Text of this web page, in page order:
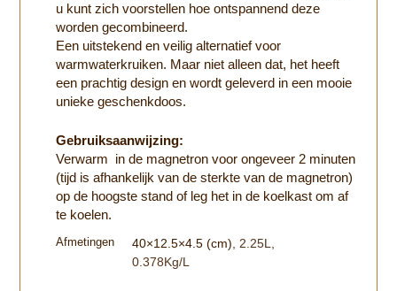
u kunt zich voorstellen hoe ontspannend deze
worden gecombineerd.
Een uitstekend en veilig alternatief voor
warmwaterkruiken. Maar niet alleen dat, het heeft
een prachtig design en wordt geleverd in een mooie
unieke geschenkdoos.
Gebruiksaanwijzing:
Verwarm in de magnetron voor ongeveer 2 minuten
(tijd is afhankelijk van de sterkte van de magnetron)
op de hoogste stand of leg het in de koelkast om af
te koelen.
Afmetingen 40×12.5×4.5 (cm) , 2.25L
0.378Kg/L